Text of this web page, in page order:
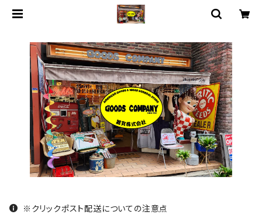
※クリックポスト配送についての注意点